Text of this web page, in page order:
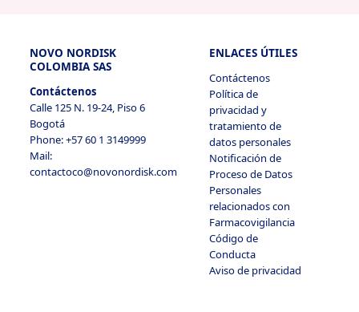
NOVO NORDISK
COLOMBIA SAS
Contáctenos
Calle 125 N. 19-24, Piso 6
Bogotá
Phone: +57 60 1 3149999
Mail:
contactoco@novonordisk.com
ENLACES ÚTILES
Contáctenos
Política de
privacidad y
tratamiento de
datos personales
Notificación de
Proceso de Datos
Personales
relacionados con
Farmacovigilancia
Código de
Conducta
Aviso de privacidad